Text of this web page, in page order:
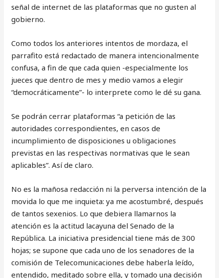
señal de internet de las plataformas que no gusten al
gobierno.
Como todos los anteriores intentos de mordaza, el
parrafito está redactado de manera intencionalmente
confusa, a fin de que cada quien -especialmente los
jueces que dentro de mes y medio vamos a elegir
“democráticamente”- lo interprete como le dé su gana.
Se podrán cerrar plataformas “a petición de las
autoridades correspondientes, en casos de
incumplimiento de disposiciones u obligaciones
previstas en las respectivas normativas que le sean
aplicables”. Así de claro.
No es la mañosa redacción ni la perversa intención de la
movida lo que me inquieta: ya me acostumbré, después
de tantos sexenios. Lo que debiera llamarnos la
atención es la actitud lacayuna del Senado de la
República. La iniciativa presidencial tiene más de 300
hojas; se supone que cada uno de los senadores de la
comisión de Telecomunicaciones debe haberla leído,
entendido, meditado sobre ella, y tomado una decisión